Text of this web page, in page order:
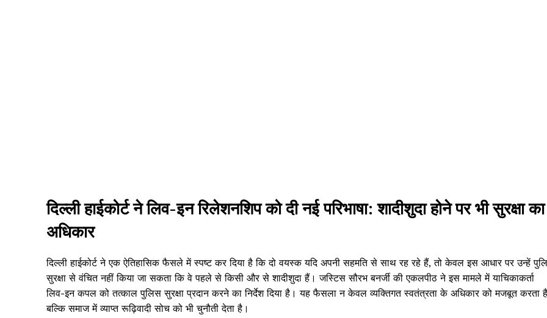
दिल्ली हाईकोर्ट ने लिव-इन रिलेशनशिप को दी नई परिभाषा: शादीशुदा होने पर भी सुरक्षा का
अधिकार
दिल्ली हाईकोर्ट ने एक ऐतिहासिक फैसले में स्पष्ट कर दिया है कि दो वयस्क यदि अपनी सहमति से साथ रह रहे हैं, तो केवल इस आधार पर उन्हें
सुरक्षा से वंचित नहीं किया जा सकता कि वे पहले से किसी और से शादीशुदा हैं। जस्टिस सौरभ बनर्जी की एकलपीठ ने इस मामले में याचिकाकर्ता
लिव-इन कपल को तत्काल पुलिस सुरक्षा प्रदान करने का निर्देश दिया है। यह फैसला न केवल व्यक्तिगत स्वतंत्रता के अधिकार को मजबूत करता
बल्कि समाज में व्याप्त रूढ़िवादी सोच को भी चुनौती देता है।